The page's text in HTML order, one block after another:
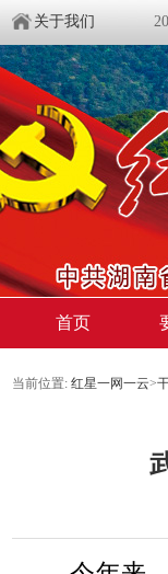
关于我们
首页
当前位置: 红星一网一云>